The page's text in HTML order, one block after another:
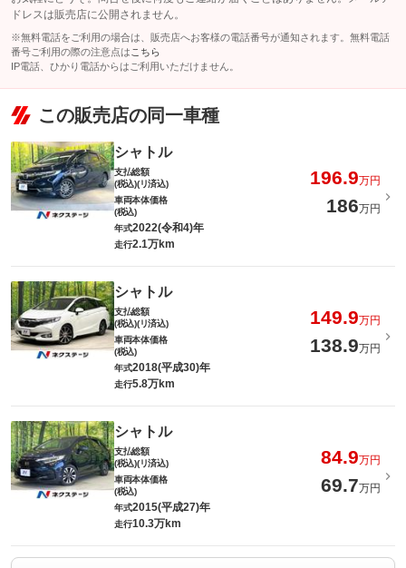
ドレスは販売店に公開されません。
※無料電話をご利用の場合は、販売店へお客様の電話番号が通知されます。無料電話
番号ご利用の際の注意点は こちら
IP電話、ひかり電話からはご利用いただけません。
この販売店の同一車種
シャトル
支払総額
(税込)(リ済込)
196.9万円
車両本体価格
(税込)
186万円
年式2022(令和4)年
走行2.1万km
シャトル
支払総額
(税込)(リ済込)
149.9万円
車両本体価格
(税込)
138.9万円
年式2018(平成30)年
走行5.8万km
シャトル
支払総額
(税込)(リ済込)
84.9万円
車両本体価格
(税込)
69.7万円
年式2015(平成27)年
走行10.3万km